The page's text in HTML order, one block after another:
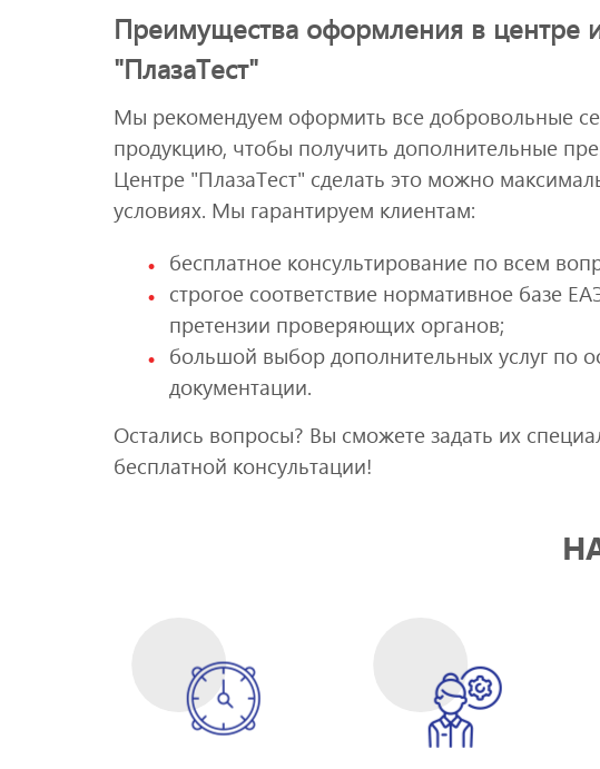
Преимущества оформления в центре
"ПлазаТест"
Мы рекомендуем оформить все добровольные
продукцию, чтобы получить дополнительные
Центре "ПлазаТест" сделать это можно
условиях. Мы гарантируем клиентам:
бесплатное консультирование по всем
строгое соответствие нормативное базе
претензии проверяющих органов;
большой выбор дополнительных услуг по
документации.
Остались вопросы? Вы сможете задать их
бесплатной консультации!